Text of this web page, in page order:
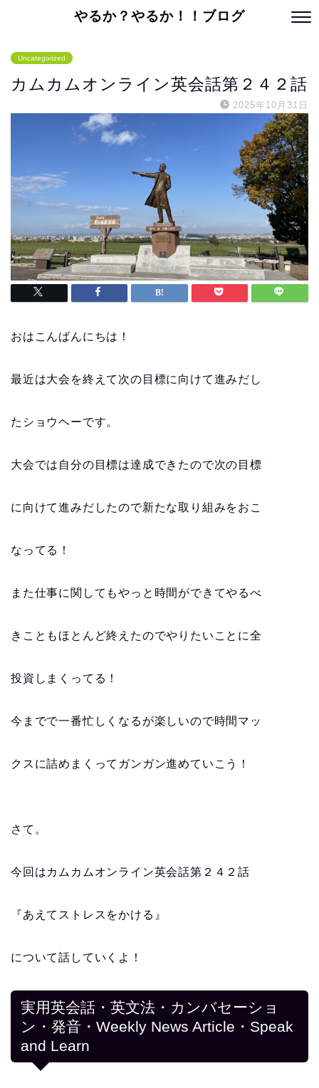
やるか？やるか！！ブログ
Uncategorized
カムカムオンライン英会話第２４２話
2025年10月31日
おはこんばんにちは！
最近は大会を終えて次の目標に向けて進みだし
たショウヘーです。
大会では自分の目標は達成できたので次の目標
に向けて進みだしたので新たな取り組みをおこ
なってる！
また仕事に関してもやっと時間ができてやるべ
きこともほとんど終えたのでやりたいことに全
投資しまくってる！
今までで一番忙しくなるが楽しいので時間マッ
クスに詰めまくってガンガン進めていこう！
さて。
今回はカムカムオンライン英会話第２４２話
『あえてストレスをかける』
について話していくよ！
実用英会話・英文法・カンバセーショ
ン・発音・Weekly News Article・Speak
and Learn